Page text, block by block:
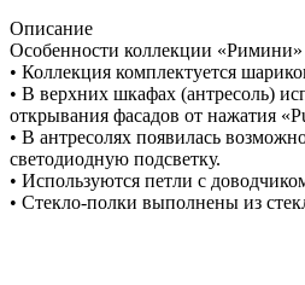
Описание
Особенности коллекции «Римини»
• Коллекция комплектуется
• В верхних шкафах (антресоль)
открывания фасадов от нажатия
• В антресолях появилась
светодиодную подсветку.
• Используются петли с
• Стекло-полки выполнены из